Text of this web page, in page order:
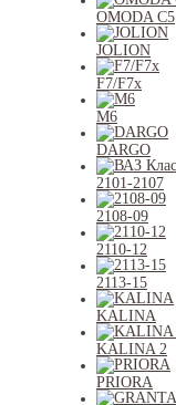
OMODA C5
JOLION
F7/F7x
M6
DARGO
2101-2107
2108-09
2110-12
2113-15
KALINA
KALINA 2
PRIORA